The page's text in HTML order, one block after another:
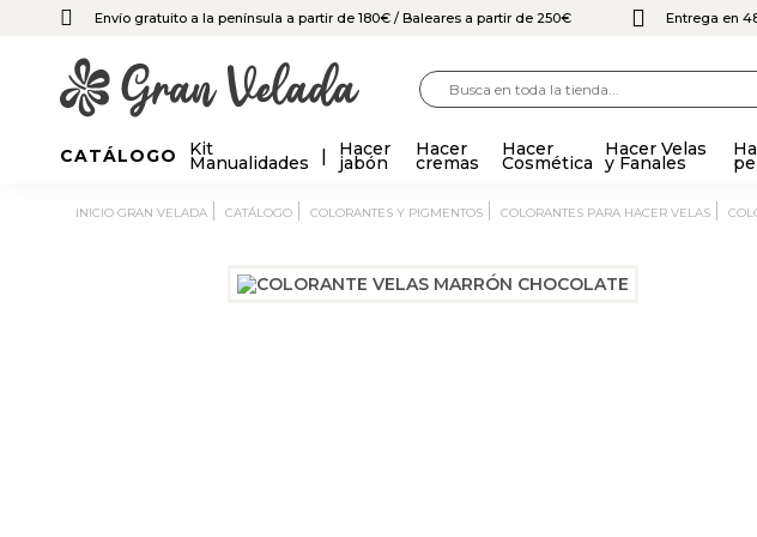
Envío gratuito a la península a partir de 180€ / Baleares a partir de 250€ Entrega en
CATÁLOGO Kit
Manualidades
Hacer
jabón
Hacer
cremas
Hacer
Cosmética
Hacer Velas
y Fanales
INICIO GRAN VELADA CATÁLOGO COLORANTES Y PIGMENTOS COLORANTES PARA HACER VELAS